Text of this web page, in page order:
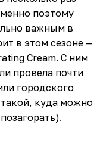
поэтому
важным в
в этом сезоне —
Cream. С ним
провела почти
городского
куда можно